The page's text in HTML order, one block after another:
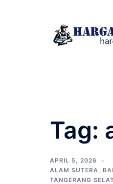
Tag:
APRIL 5, 2026
ALAM SUTERA,
TANGERANG